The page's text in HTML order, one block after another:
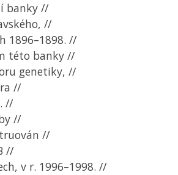
banky //
//
1896–1898. //
této banky //
genetiky, //
//
//
//
//
//
v r. 1996–1998. //